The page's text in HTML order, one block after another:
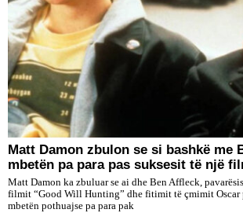
Matt Damon zbulon se si bashkë me
mbetën pa para pas suksesit të një
Matt Damon ka zbuluar se ai dhe Ben Affleck,
filmit “Good Will Hunting” dhe fitimit të çmimit Oscar
mbetën pothuajse pa para pak